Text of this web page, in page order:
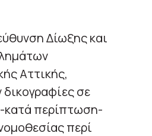
Δίωξης και
Αττικής,
σε
-κατά περίπτωση-
περί